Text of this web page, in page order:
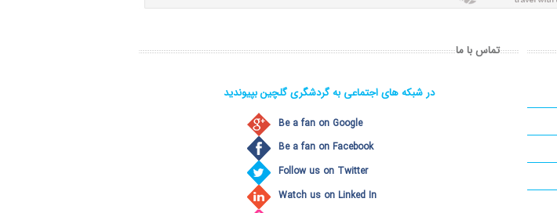
تماس با ما
در شبکه های اجتماعی به گردشگری گلچین بپیوندید
Be a fan on Google
Be a fan on Facebook
Follow us on Twitter
Watch us on Linked In